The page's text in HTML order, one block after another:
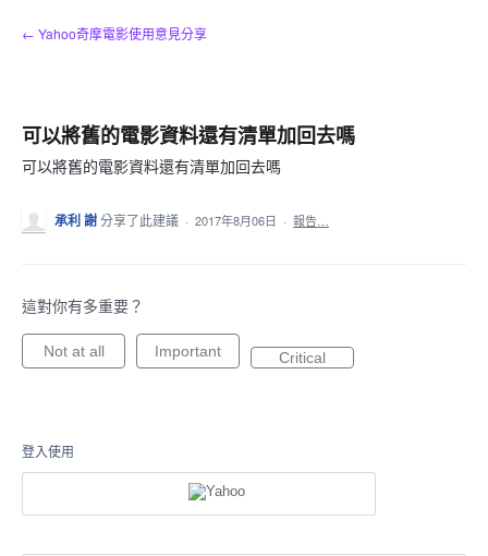
到
← Yahoo奇摩電影使用意見分享
可以將舊的電影資料還有清單加回去嗎
可以將舊的電影資料還有清單加回去嗎
承利 謝分享了此建議 · 2017年8月06日 · 報告…
這對你有多重要？
Not at all Important Critical
登入使用